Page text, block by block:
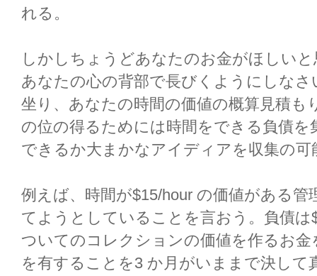
れる。
しかしちょうどあなたのお金がほしい
あなたの心の背部で長びくようにしな
坐り、あなたの時間の価値の概算見積
の位の得るためには時間をできる負債
できるか大まかなアイディアを収集の
例えば、時間が$15/hour の価値がある
てようとしていることを言おう。負債
ついてのコレクションの価値を作るお
を有することを3 か月がいままで決して